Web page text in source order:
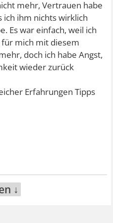
mehr, Vertrauen habe
ich ihm nichts wirklich
Es war einfach, weil ich
mich mit diesem
doch ich habe Angst,
wieder zurück
Erfahrungen Tipps
↓